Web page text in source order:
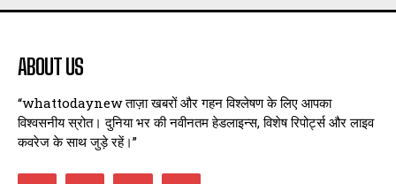
ABOUT US
“whattodaynew ताज़ा खबरों और गहन विश्लेषण के लिए आपका
विश्वसनीय स्रोत। दुनिया भर की नवीनतम हेडलाइन्स, विशेष रिपोर्ट्स और लाइव
कवरेज के साथ जुड़े रहें।”